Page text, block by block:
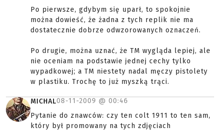
Po pierwsze, gdybym się uparł, to spokojnie
można dowieść, że żadna z tych replik nie ma
dostatecznie dobrze odwzorowanych oznaczeń.
Po drugie, można uznać, że TM wygląda lepiej, ale
nie oceniam na podstawie jednej cechy tylko
wypadkowej; a TM niestety nadal męczy pistolety
w plastiku. Trochę to już myszką trąci.
MICHAL08-11-2009 @ 00:46
Pytanie do znawców: czy ten colt 1911 to ten sam,
który był promowany na tych zdjęciach